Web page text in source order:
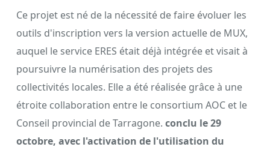
Ce projet est né de la nécessité de faire évoluer les
outils d'inscription vers la version actuelle de MUX,
auquel le service ERES était déjà intégrée et visait à
poursuivre la numérisation des projets des
collectivités locales. Elle a été réalisée grâce à une
étroite collaboration entre le consortium AOC et le
Conseil provincial de Tarragone. conclu le 29
octobre, avec l'activation de l'utilisation du